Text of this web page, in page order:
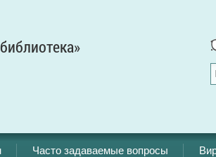
Часто задаваемые вопросы